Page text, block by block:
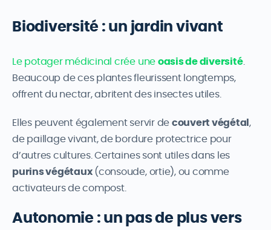
Biodiversité : un jardin vivant
Le potager médicinal crée une oasis de diversité.
Beaucoup de ces plantes fleurissent longtemps,
offrent du nectar, abritent des insectes utiles.
Elles peuvent également servir de couvert végétal ,
de paillage vivant, de bordure protectrice pour
d’autres cultures. Certaines sont utiles dans les
purins végétaux(consoude, ortie), ou comme
activateurs de compost.
Autonomie : un pas de plus vers